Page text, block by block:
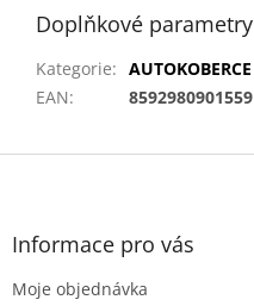
Doplňkové parametry
Kategorie: AUTOKOBERCE
EAN: 8592980901559
Z
Informace pro vás
Moje objednávka